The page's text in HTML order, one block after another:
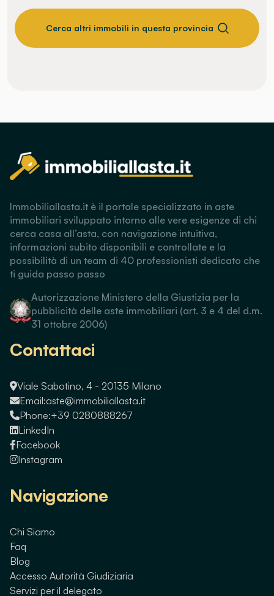
Cerca altri immobili in questa provincia
Immobiliallasta.it è il portale specializzato in aste
immobiliari sviluppato intorno alle vere esigenze di chi
cerca casa all’asta, con navigazione intuitiva,
informazioni subito disponibili e controllate e la
possibilità di un team di 40 professionisti dedicato che
ti guida passo passo
Autorizzazione Ministero della Giustizia per la
pubblicità delle aste immobiliari (art. 3 e 4 del d.m.
31 ottobre 2006)
Contattaci
Viale Sabotino, 4 - 20135 Milano
Email:aste@immobiliallasta.it
Phone:+39 0280888267
LinkedIn
Facebook
Instagram
Navigazione
Chi Siamo
Faq
Blog
Accesso Autorità Giudiziaria
Servizi per il delegato